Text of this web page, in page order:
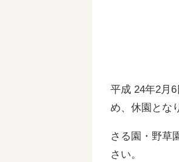
平成 24年2月
め、休園とな
さる園・野草
さい。